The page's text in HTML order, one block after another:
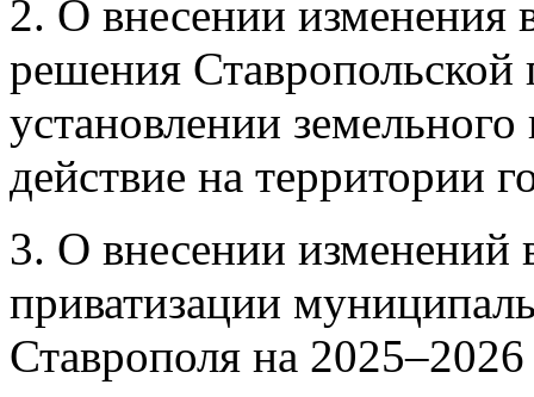
2. О внесении изменения
решения
установлении
действие на территории
3. О внесении изменений
приватизации
Ставрополя на